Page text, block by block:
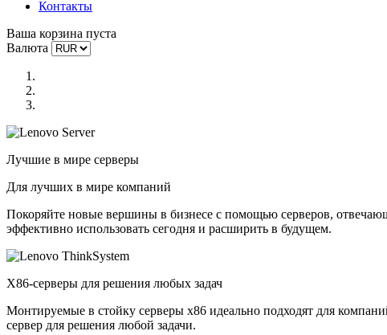
Контакты
Ваша корзина пуста
Валюта
Лучшие в мире серверы
Для лучших в мире компаний
Покоряйте новые вершины в бизнесе с помощью серверов,
эффективно использовать сегодня и расширить в будущем.
X86-серверы для решения любых задач
Монтируемые в стойку серверы x86 идеально подходят для
сервер для решения любой задачи.